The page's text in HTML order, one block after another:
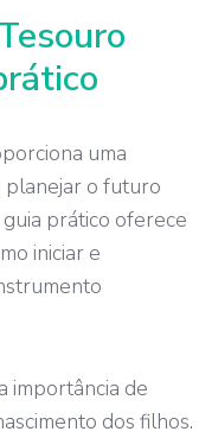
uma
planejar o futuro
prático oferece
iniciar e
importância de
dos filhos.